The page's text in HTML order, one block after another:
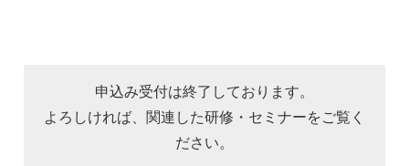
申込み受付は終了しております。
よろしければ、関連した研修・セミナーをご覧く
ださい。